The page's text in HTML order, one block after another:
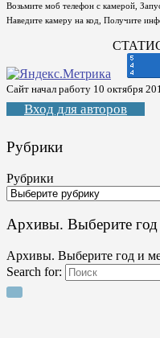
Возьмите моб телефон с камерой,
Наведите камеру на код, Получите
Сайт начал работу 10 октября
Вход для авторов
Рубрики
Рубрики
Архивы. Выберите год
Архивы. Выберите год и
Search for: